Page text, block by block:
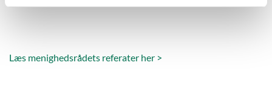
Læs menighedsrådets referater her >